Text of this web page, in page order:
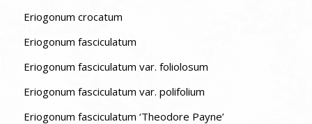
Eriogonum crocatum
Eriogonum fasciculatum
Eriogonum fasciculatum var. foliolosum
Eriogonum fasciculatum var. polifolium
Eriogonum fasciculatum ‘Theodore Payne’